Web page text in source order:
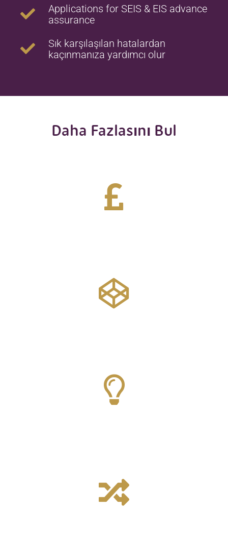
Applications for SEIS & EIS advance
assurance
Sık karşılaşılan hatalardan
kaçınmanıza yardımcı olur
Daha Fazlasını Bul
Daha fazlasını bul
Daha fazlasını bul
Daha fazlasını bul
Daha fazlasını bul